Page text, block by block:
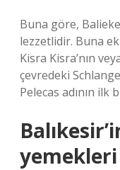
Buna göre,
lezzetlidir. Buna
Kisra Kisra’nın
çevredeki
Pelecas adının ilk